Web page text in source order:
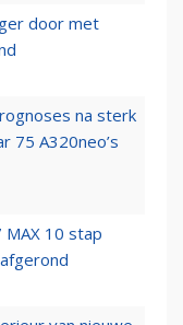
door met
na sterk
75 A320neo’s
10 stap